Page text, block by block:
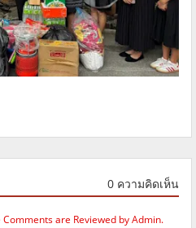
0 ความคิดเห็น
are Reviewed by Admin.